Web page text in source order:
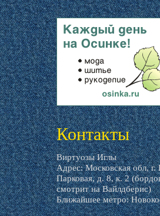
livemaster.ru
Контакты
Виртуозы Иглы
Адрес: Московская обл, г.
Парковая, д. 8, к. 2
смотрит на Вайлдберис)
Ближайшее метро: